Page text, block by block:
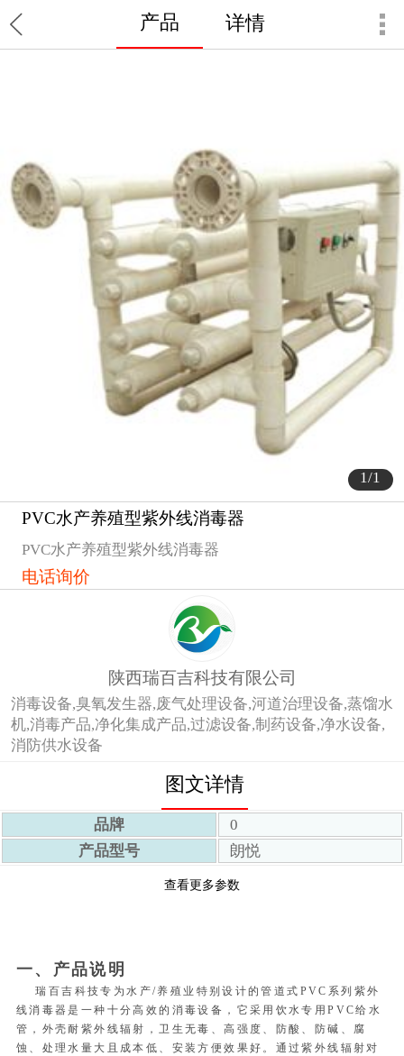
产品 详情
1
1/1
PVC水产养殖型紫外线消毒器
PVC水产养殖型紫外线消毒器
电话询价
陕西瑞百吉科技有限公司
消毒设备,臭氧发生器,废气处理设备,河道治理设备,蒸馏水
机,消毒产品,净化集成产品,过滤设备,制药设备,净水设备,
消防供水设备
图文详情
品牌
0
产品型号
朗悦
查看更多参数
一、产品说明
瑞百吉科技专为水产/养殖业特别设计的管道式 PVC 系列紫外
线消毒器是一种十分高效的消毒设备，它采用饮水专用PVC给水
管，外壳耐紫外线辐射，卫生无毒、高强度、防酸、防碱、腐
蚀、处理水量大且成本低、安装方便效果好。通过紫外线辐射对